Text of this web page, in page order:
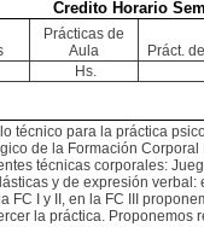
Credito Horario
Prácticas de
Aula
Práct.
Hs.
técnico para la práctica
de la Formación
técnicas corporales:
y de expresión verbal:
FC I y II, en la FC III
la práctica.